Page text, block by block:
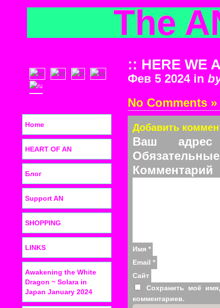
The
:: HERE WE
Фев 5 2024 in
No Comments »
Добавить
Ваш адрес
Имя *
Email *
Сайт
Сохранить моё
комментариев.
Home
HEART OF AN
Блог
Support AN
SHOPPING
LINKS
Awakening the White
Dragon ~ Solara in
Japan January 2024